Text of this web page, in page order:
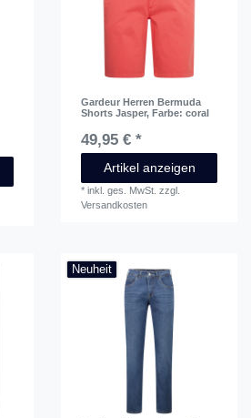
Gardeur Herren Bermuda
Shorts Jasper, Farbe: coral
49,95 € *
Artikel anzeigen
*inkl. ges. MwSt. zzgl.
Versandkosten
Neuheit